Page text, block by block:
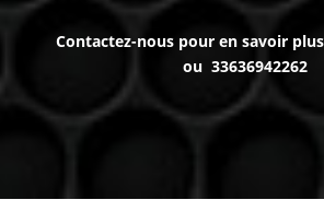
Contactez-nous pour en savoir
ou 33636942262